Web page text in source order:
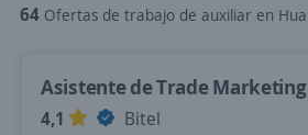
64 Ofertas de trabajo de auxiliar en Huanuco, Huanuco
Asistente de Trade Marketing
4,1
Bitel